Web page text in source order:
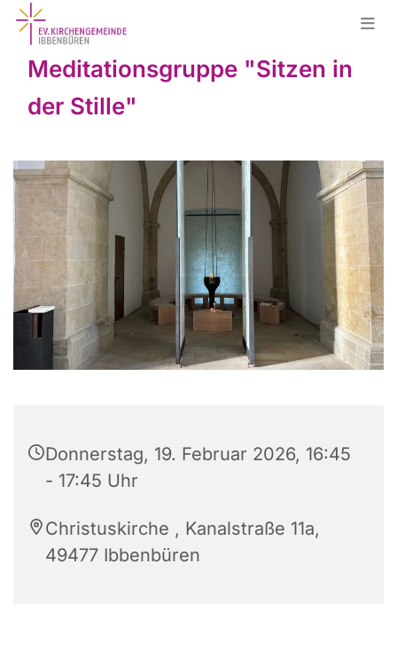
Meditationsgruppe "Sitzen in
der Stille"
Donnerstag, 19. Februar 2026, 16:45
- 17:45 Uhr
Christuskirche , Kanalstraße 11a,
49477 Ibbenbüren